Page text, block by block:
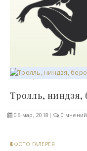
06-мар, 2018 0 мнений
ФОТО ГАЛЕРЕЯ